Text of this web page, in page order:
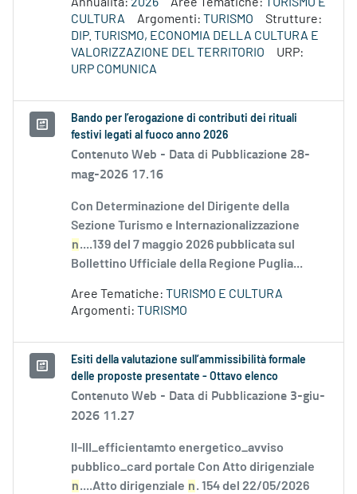
Annualità: 2026 Aree Tematiche: TURISMO E
CULTURA
Argomenti: TURISMO
Strutture:
DIP. TURISMO, ECONOMIA DELLA CULTURA E
VALORIZZAZIONE DEL TERRITORIO
URP:
URP COMUNICA
Bando per l’erogazione di contributi dei rituali
festivi legati al fuoco anno 2026
Contenuto Web - Data di Pubblicazione 28-
mag-2026 17.16
Con Determinazione del Dirigente della
Sezione Turismo e Internazionalizzazione
n....139 del 7 maggio 2026 pubblicata sul
Bollettino Ufficiale della Regione Puglia...
Aree Tematiche: TURISMO E CULTURA
Argomenti: TURISMO
Esiti della valutazione sull’ammissibilità formale
delle proposte presentate - Ottavo elenco
Contenuto Web - Data di Pubblicazione 3-giu-
2026 11.27
II-III_efficientamto energetico_avviso
pubblico_card portale Con Atto dirigenziale
n....Atto dirigenziale n. 154 del 22/05/2026